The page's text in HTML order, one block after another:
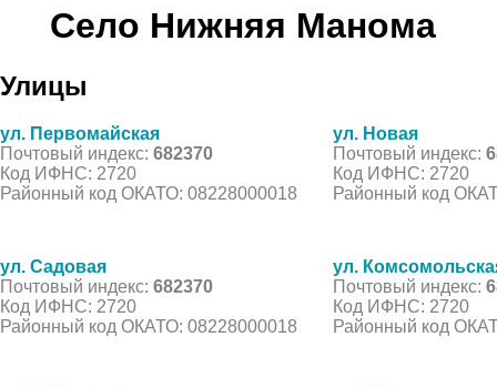
Село Нижняя Манома
Улицы
ул. Первомайская
Почтовый индекс: 682370
Код ИФНС: 2720
Районный код ОКАТО: 08228000018
ул. Новая
Почтовый индекс:
Код ИФНС: 2720
Районный код
ул. Садовая
Почтовый индекс: 682370
Код ИФНС: 2720
Районный код ОКАТО: 08228000018
ул.
Почтовый индекс:
Код ИФНС: 2720
Районный код